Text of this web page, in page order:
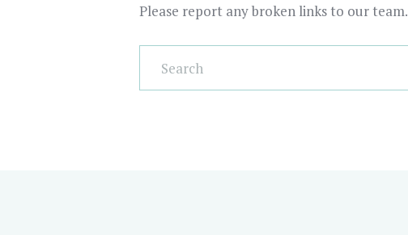
Please report any broken links to our team.